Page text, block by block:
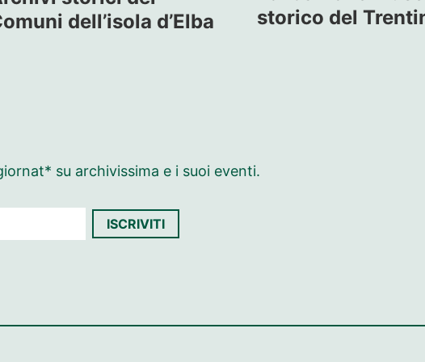
dell’isola d’Elba
storico del
su archivissima e i suoi eventi.
ISCRIVITI